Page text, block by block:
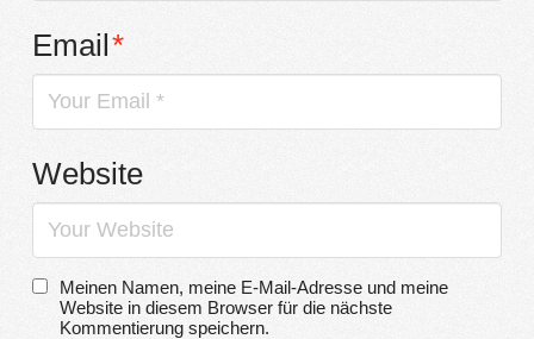
Email*
Website
Meinen Namen, meine E-Mail-Adresse und meine
Website in diesem Browser für die nächste
Kommentierung speichern.